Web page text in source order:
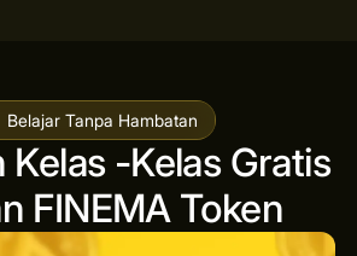
Belajar Tanpa Hambatan
Kelas -Kelas Gratis
FINEMA Token